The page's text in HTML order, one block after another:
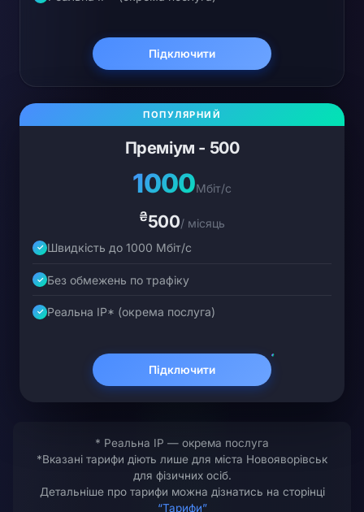
Підключити
Преміум - 500
1000Мбіт/с
₴500/ місяць
✓ Швидкість до 1000 Мбіт/с
✓ Без обмежень по трафіку
✓ Реальна IP* (окрема послуга)
Підключити
* Реальна IP — окрема послуга
*Вказані тарифи діють лише для міста Новояворівськ
для фізичних осіб.
Детальніше про тарифи можна дізнатись на сторінці
“Тарифи”